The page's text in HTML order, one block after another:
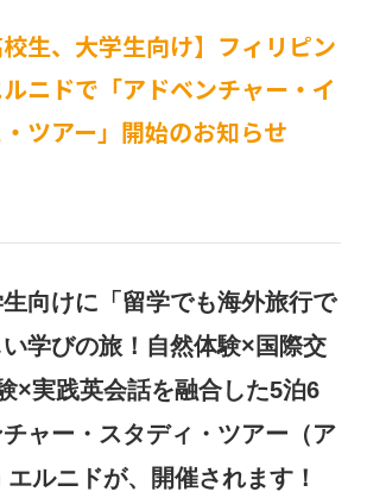
生、大学生向け】フィリピン
ニドで「アドベンチャー・イ
ツアー」開始のお知らせ
向けに「留学でも海外旅行で
学びの旅！自然体験×国際交
×実践英会話を融合した5泊6
チャー・スタディ・ツアー（ア
エルニドが、開催されます！